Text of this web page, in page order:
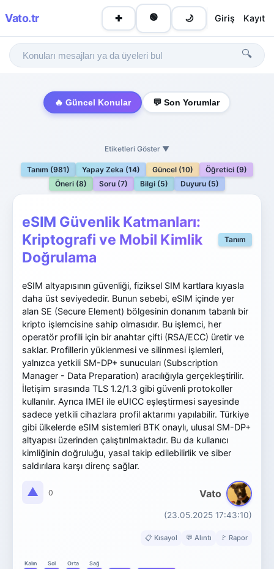
Vato.tr ✚ 🟢 🌙 Giriş Kayıt
🔍
🔥 Güncel Konular 💬 Son Yorumlar
Etiketleri Göster ▼
Tanım (981) Yapay Zeka (14) Güncel (10)
Öğretici (9)
Öneri (8)
Soru (7) Bilgi (5) Duyuru (5)
eSIM Güvenlik Katmanları:
Kriptografi ve Mobil Kimlik
Doğrulama
Tanım
eSIM altyapısının güvenliği, fiziksel SIM kartlara kıyasla
daha üst seviyededir. Bunun sebebi, eSIM içinde yer
alan SE (Secure Element) bölgesinin donanım tabanlı bir
kripto işlemcisine sahip olmasıdır. Bu işlemci, her
operatör profili için bir anahtar çifti (RSA/ECC) üretir ve
saklar. Profillerin yüklenmesi ve silinmesi işlemleri,
yalnızca yetkili SM-DP+ sunucuları (Subscription
Manager - Data Preparation) aracılığıyla gerçekleştirilir.
İletişim sırasında TLS 1.2/1.3 gibi güvenli protokoller
kullanılır. Ayrıca IMEI ile eUICC eşleştirmesi sayesinde
sadece yetkili cihazlara profil aktarımı yapılabilir. Türkiye
gibi ülkelerde eSIM sistemleri BTK onaylı, ulusal SM-DP+
altyapısı üzerinden çalıştırılmaktadır. Bu da kullanıcı
kimliğinin doğruluğu, yasal takip edilebilirlik ve siber
saldırılara karşı direnç sağlar.
Vato
(23.05.2025 17:43:10)
▲ 0
📋 Kısayol 💬 Alıntı 🚩 Rapor
Kalın Sol Orta Sağ